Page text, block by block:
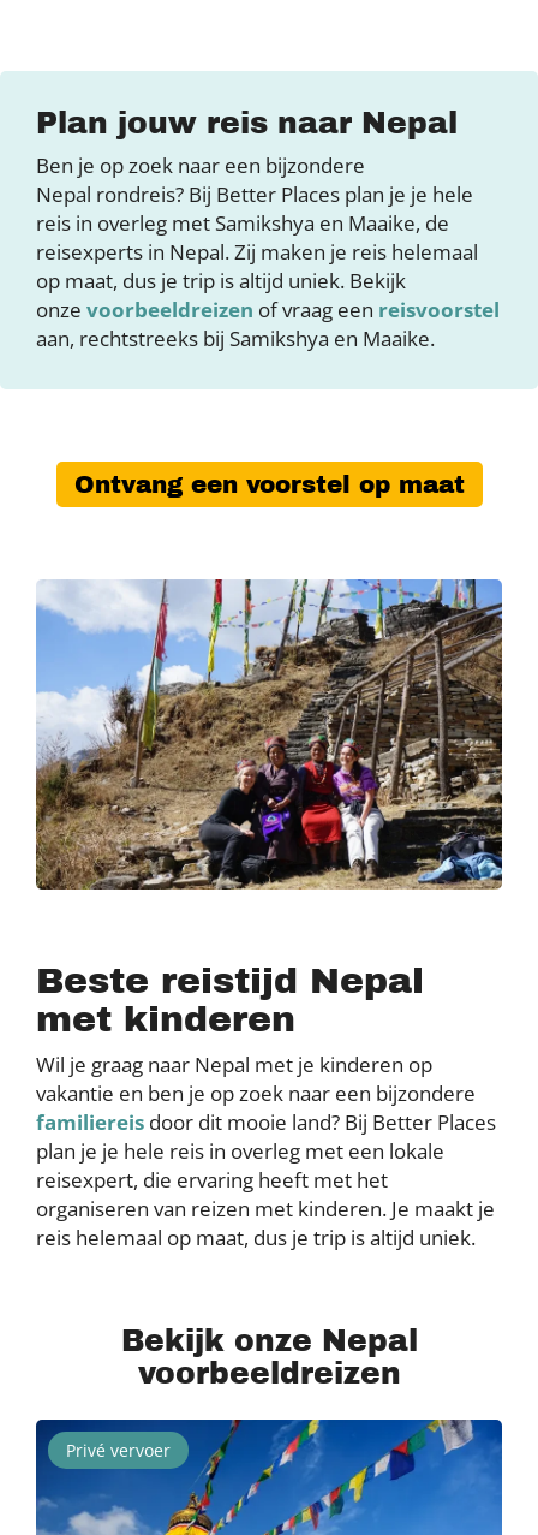
Plan jouw reis naar Nepal
Ben je op zoek naar een bijzondere
Nepal rondreis? Bij Better Places plan je je hele
reis in overleg met Samikshya en Maaike, de
reisexperts in Nepal. Zij maken je reis helemaal
op maat, dus je trip is altijd uniek. Bekijk
onze voorbeeldreizen of vraag een reisvoorstel
aan, rechtstreeks bij Samikshya en Maaike.
Ontvang een voorstel op maat
Beste reistijd Nepal
met kinderen
Wil je graag naar Nepal met je kinderen op
vakantie en ben je op zoek naar een bijzondere
familiereis door dit mooie land? Bij Better Places
plan je je hele reis in overleg met een lokale
reisexpert, die ervaring heeft met het
organiseren van reizen met kinderen. Je maakt je
reis helemaal op maat, dus je trip is altijd uniek.
Bekijk onze Nepal
voorbeeldreizen
Privé vervoer